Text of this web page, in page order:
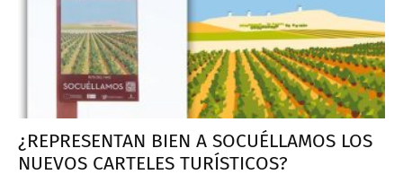
¿REPRESENTAN BIEN A SOCUÉLLAMOS LOS
NUEVOS CARTELES TURÍSTICOS?